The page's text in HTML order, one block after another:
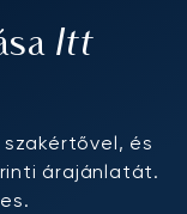
Itt
és
árajánlatát.